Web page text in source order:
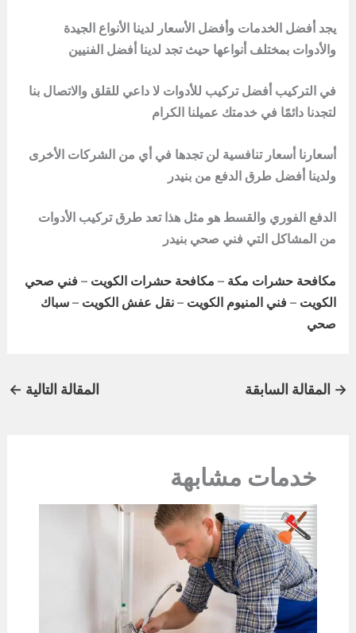
يجد أفضل الخدمات وأفضل الأسعار لدينا الأنواع الجيدة
والأدوات بمختلف أنواعها حيث تجد لدينا أفضل الفنيين
في التركيب أفضل تركيب للأدوات لا داعي للقلق والاتصال بنا
لتجدنا دائمًا في خدمتك عميلنا الكرام
أسعارنا أسعار تنافسية لن تجدها في أي من الشركات الأخرى
ولدينا أفضل طرق الدفع من بنيدر
الدفع الفوري والقسط هو مثل هذا تعد طرق تركيب الأدوات
من المشاكل التي فني صحي بنيدر
مكافحة حشرات مكة – مكافحة حشرات الكويت – فني صحي
الكويت – فني المنيوم الكويت – نقل عفش الكويت – سباك
صحي
→ المقالة السابقة المقالة التالية ←
خدمات مشابهة